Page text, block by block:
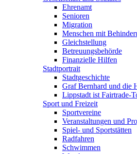
Ehrenamt
Senioren
Migration
Menschen mit
Gleichstellung
Betreuungsbehörde
Finanzielle Hilfen
Stadtportrait
Stadtgeschichte
Graf Bernhard und die
Lippstadt ist Fairtrade-
Sport und Freizeit
Sportvereine
Veranstaltungen und
Spiel- und Sportstätten
Radfahren
Schwimmen